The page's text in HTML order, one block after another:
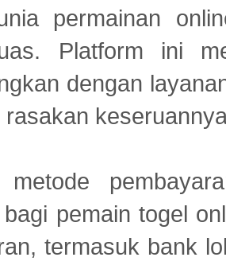
permainan
Platform ini
dengan
rasakan
metode
pemain togel
termasuk bank